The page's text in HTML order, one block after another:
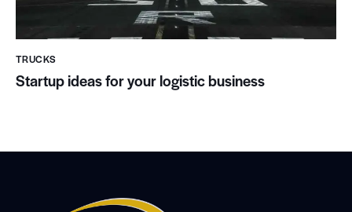
TRUCKS
Startup ideas for your logistic business